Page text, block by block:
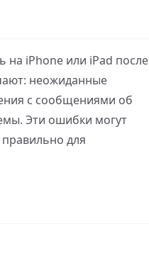
на iPhone или iPad после
неожиданные
с сообщениями об
Эти ошибки могут
для